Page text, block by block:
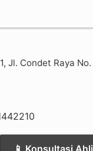
Jl. Condet Raya
📱 Konsultasi